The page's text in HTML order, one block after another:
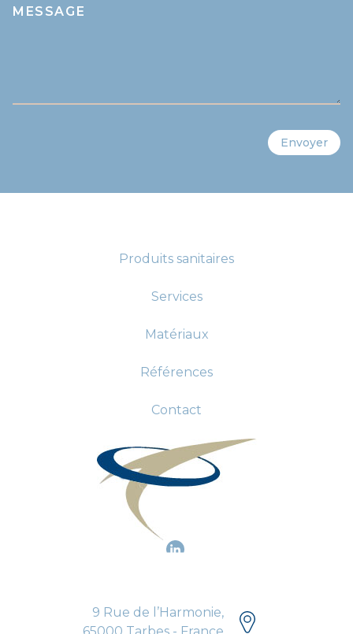
MESSAGE
Envoyer
Produits sanitaires
Services
Matériaux
Références
Contact
9 Rue de l’Harmonie,
65000 Tarbes - France